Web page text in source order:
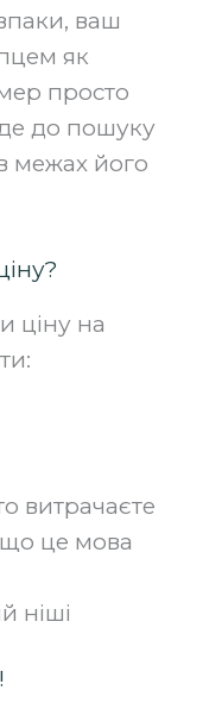
ваш
як
просто
до пошуку
межах його
ціну на
витрачаєте
це мова
ніші‍